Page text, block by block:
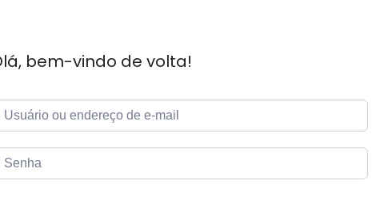
bem-vindo de volta!